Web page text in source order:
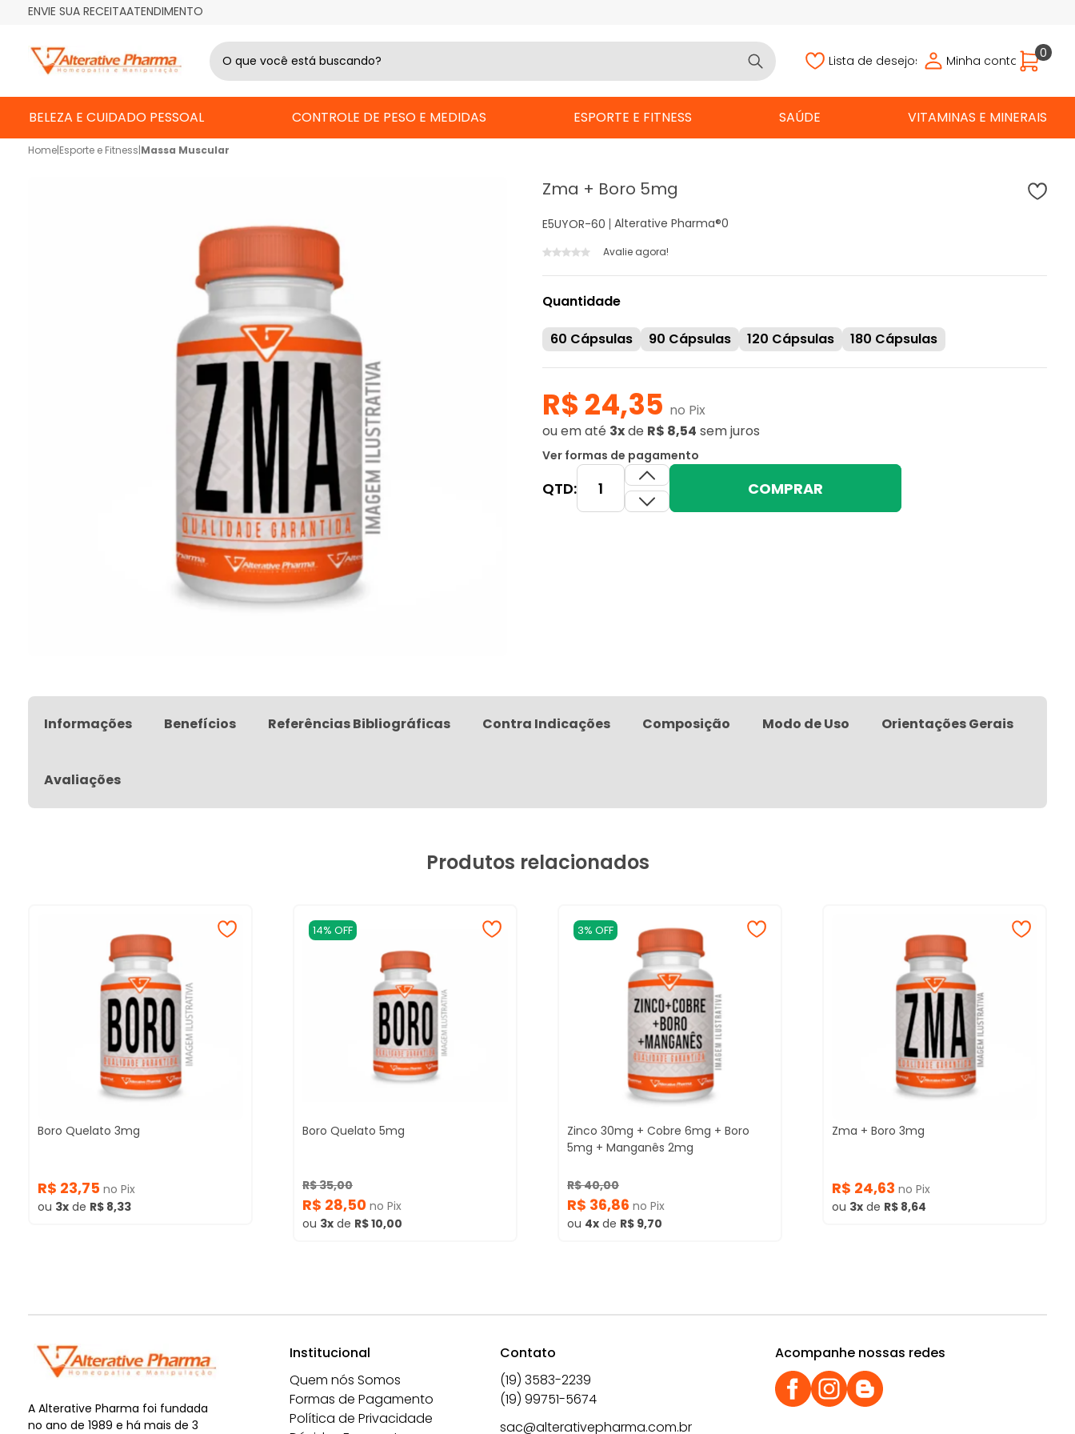
ENVIE SUA RECEITAATENDIMENTO
Lista de desejos Minha conta 0
BELEZA E CUIDADO PESSOAL CONTROLE DE PESO E MEDIDAS ESPORTE E FITNESS SAÚDE VITAMINAS E MINERAIS
Home|Esporte e Fitness|Massa Muscular
Zma + Boro 5mg
E5UYOR-60 Alterative Pharma®0
Avalie agora!
R$ 24,35 no Pix
ouem até 3xde R$ 8,54 sem juros
Ver formas de pagamento
Quantidade
60 Cápsulas 90 Cápsulas 120 Cápsulas 180 Cápsulas
QTD: COMPRAR
Informações Benefícios Referências Bibliográficas Contra Indicações Composição Modo de Uso Orientações Gerais
Avaliações
Produtos relacionados
Boro Quelato 3mg
R$ 23,75 no Pix
ou 3x de R$ 8,33
14% OFF
Boro Quelato 5mg
R$ 35,00
R$ 28,50 no Pix
ou 3x de R$ 10,00
3% OFF
Zinco 30mg + Cobre 6mg + Boro
5mg + Manganês 2mg
R$ 40,00
R$ 36,86 no Pix
ou 4x de R$ 9,70
Zma + Boro 3mg
R$ 24,63 no Pix
ou 3x de R$ 8,64
A Alterative Pharma foi fundada
no ano de 1989 e há mais de 3
Institucional
Quem nós Somos
Formas de Pagamento
Política de Privacidade
Contato
(19) 3583-2239
(19) 99751-5674
sac@alterativepharma.com.br
Acompanhe nossas redes